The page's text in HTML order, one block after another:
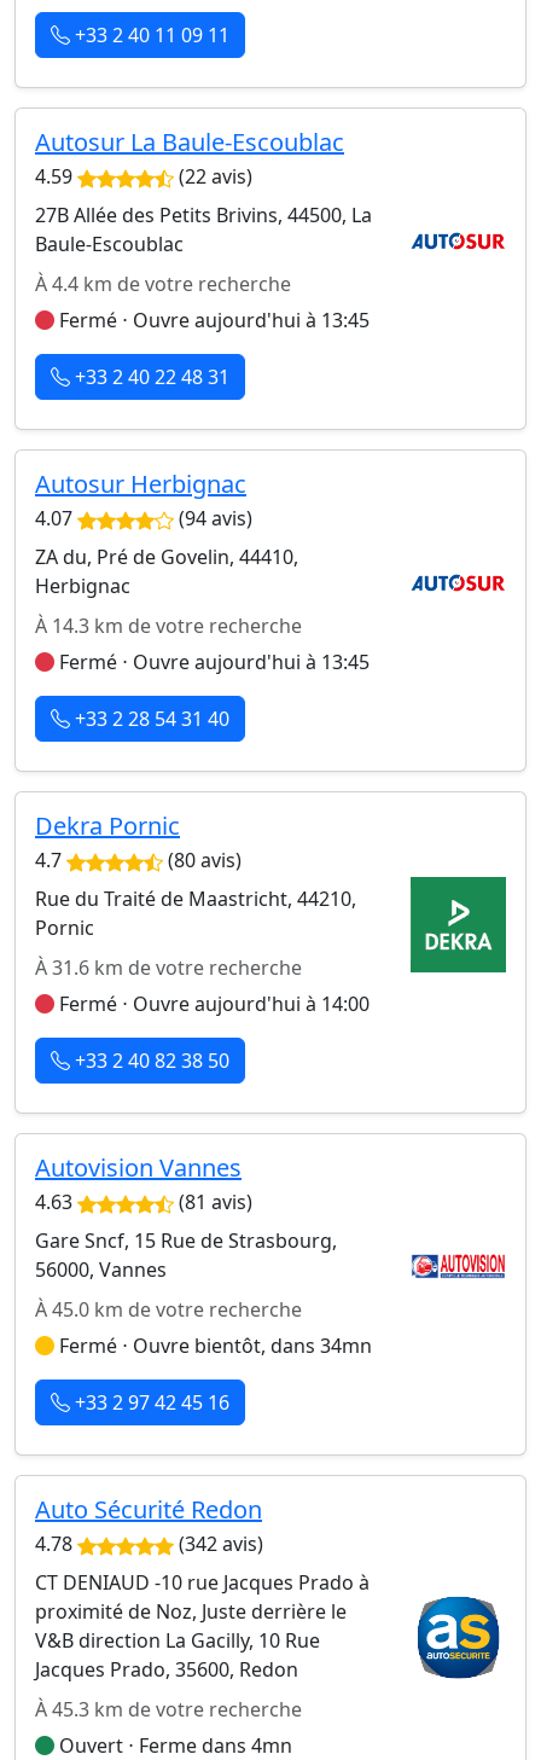
+33 2 40 11 09 11
Autosur La Baule-Escoublac
4.59
(22 avis)
27B Allée des Petits Brivins, 44500, La
Baule-Escoublac
À 4.4 km de votre recherche
Fermé ⋅ Ouvre aujourd'hui à 13:45
+33 2 40 22 48 31
Autosur Herbignac
4.07
(94 avis)
ZA du, Pré de Govelin, 44410,
Herbignac
À 14.3 km de votre recherche
Fermé ⋅ Ouvre aujourd'hui à 13:45
+33 2 28 54 31 40
Dekra Pornic
4.7
(80 avis)
Rue du Traité de Maastricht, 44210,
Pornic
À 31.6 km de votre recherche
Fermé ⋅ Ouvre aujourd'hui à 14:00
+33 2 40 82 38 50
Autovision Vannes
4.63
(81 avis)
Gare Sncf, 15 Rue de Strasbourg,
56000, Vannes
À 45.0 km de votre recherche
Fermé ⋅ Ouvre bientôt, dans 34mn
+33 2 97 42 45 16
Auto Sécurité Redon
4.78
(342 avis)
CT DENIAUD -10 rue Jacques Prado à
proximité de Noz, Juste derrière le
V&B direction La Gacilly, 10 Rue
Jacques Prado, 35600, Redon
À 45.3 km de votre recherche
Ouvert ⋅ Ferme dans 4mn